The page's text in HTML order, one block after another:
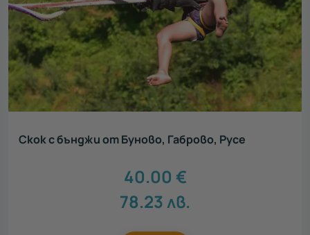
Скок с бънджи от Буново, Габрово, Русе
40.00 €
78.23лв.